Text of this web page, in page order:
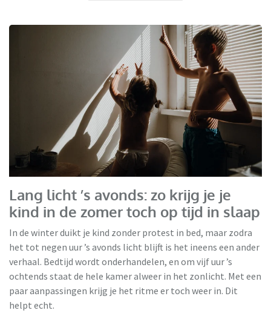
Lang licht ’s avonds: zo krijg je je
kind in de zomer toch op tijd in slaap
In de winter duikt je kind zonder protest in bed, maar zodra
het tot negen uur ’s avonds licht blijft is het ineens een ander
verhaal. Bedtijd wordt onderhandelen, en om vijf uur ’s
ochtends staat de hele kamer alweer in het zonlicht. Met een
paar aanpassingen krijg je het ritme er toch weer in. Dit
helpt echt.